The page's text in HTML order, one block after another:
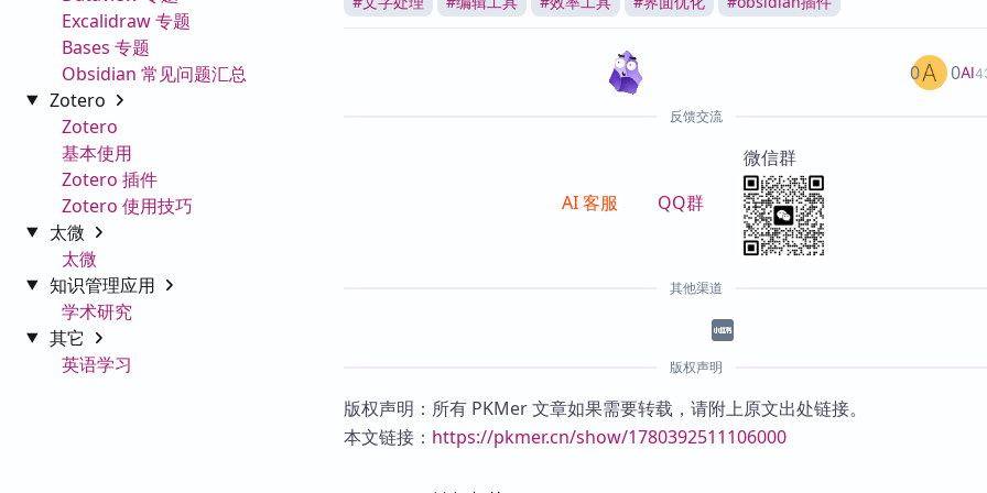
Excalidraw 专题
Bases 专题
Obsidian 常见问题汇总
Zotero
Zotero
基本使用
Zotero 插件
Zotero 使用技巧
太微
太微
知识管理应用
学术研究
其它
英语学习
AI
0 0
反馈交流
AI 客服 QQ群
微信群
其他渠道
版权声明
版权声明：所有 PKMer 文章如果需要转载，请附上原文出处链接。
本文链接： https://pkmer.cn/show/1780392511106000